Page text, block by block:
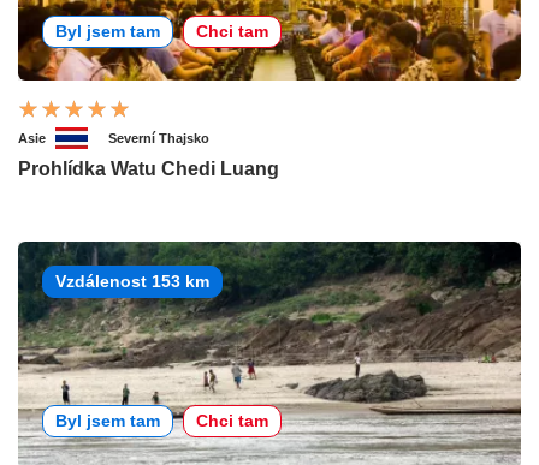
Byl jsem tam Chci tam
Asie Severní Thajsko
Prohlídka Watu Chedi Luang
Vzdálenost 153 km
Byl jsem tam Chci tam